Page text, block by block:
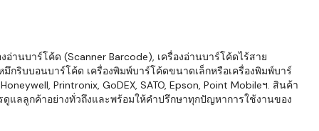
านบาร์โค้ด (Scanner Barcode), เครื่องอ่านบาร์โค้ดไร้สาย
กริบบอนบาร์โค้ด เครื่องพิมพ์บาร์โค้ดขนาดเล็กหรือเครื่องพิมพ์บาร์
Printronix, GoDEX, SATO, Epson, Point Mobileฯ. สินค้า
แลลูกค้าอย่างทั่วถึงและพร้อมให้คำปรึกษาทุกปัญหาการใช้งานของ